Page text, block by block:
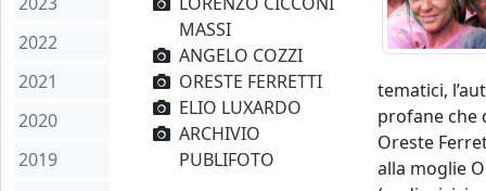
2022
2021
2020
2019
MASSI
ANGELO COZZI
ORESTE FERRETTI
ELIO LUXARDO
ARCHIVIO
PUBLIFOTO
tematici,
profane che
Oreste
alla moglie